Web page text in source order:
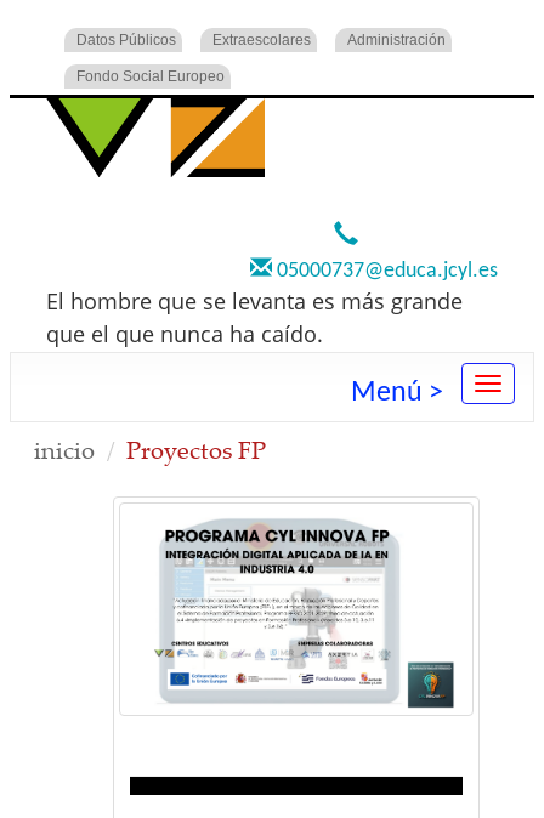
Datos Públicos Extraescolares Administración
Fondo Social Europeo
05000737@educa.jcyl.es
El hombre que se levanta es más grande
que el que nunca ha caído.
Menú >
inicio Proyectos FP